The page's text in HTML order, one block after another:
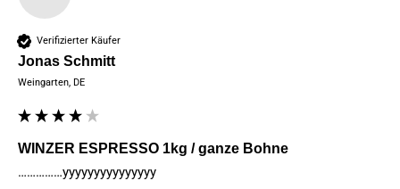
Verifizierter Käufer
Jonas Schmitt
Weingarten, DE
WINZER ESPRESSO 1kg / ganze Bohne
……………yyyyyyyyyyyyyyy